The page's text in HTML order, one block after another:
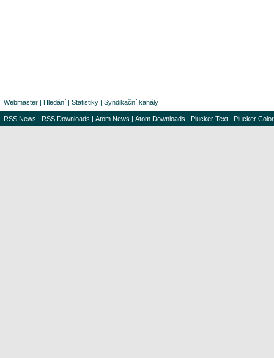
Webmaster | Hledání | Statistiky | Syndikační kanály
RSS News | RSS Downloads | Atom News | Atom Downloads | Plucker Text | Plucker Color